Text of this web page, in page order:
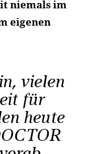
niemals im
eigenen
vielen
für
heute